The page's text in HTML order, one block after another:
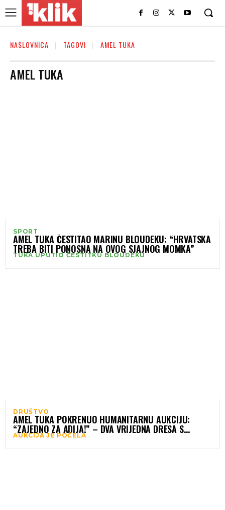
NASLOVNICA TAGOVI AMEL TUKA
AMEL TUKA
SPORT
AMEL TUKA ČESTITAO MARINU BLOUDEKU: “HRVATSKA
TREBA BITI PONOSNA NA OVOG SJAJNOG MOMKA”
TUKA UPUTIO ČESTITKU BLOUDEKU
DRUŠTVO
AMEL TUKA POKRENUO HUMANITARNU AUKCIJU:
“ZAJEDNO ZA ADIJA!” – DVA VRIJEDNA DRESA S
POTPISIMA BH. LEGENDI NA PRODAJU ZA PLEMENIT
AUKCIJA JE POČELA